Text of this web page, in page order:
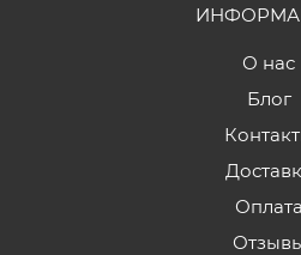
О нас
Блог
Оплата